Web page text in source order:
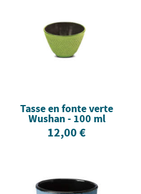
Tasse en fonte verte
Wushan - 100 ml
12,00 €